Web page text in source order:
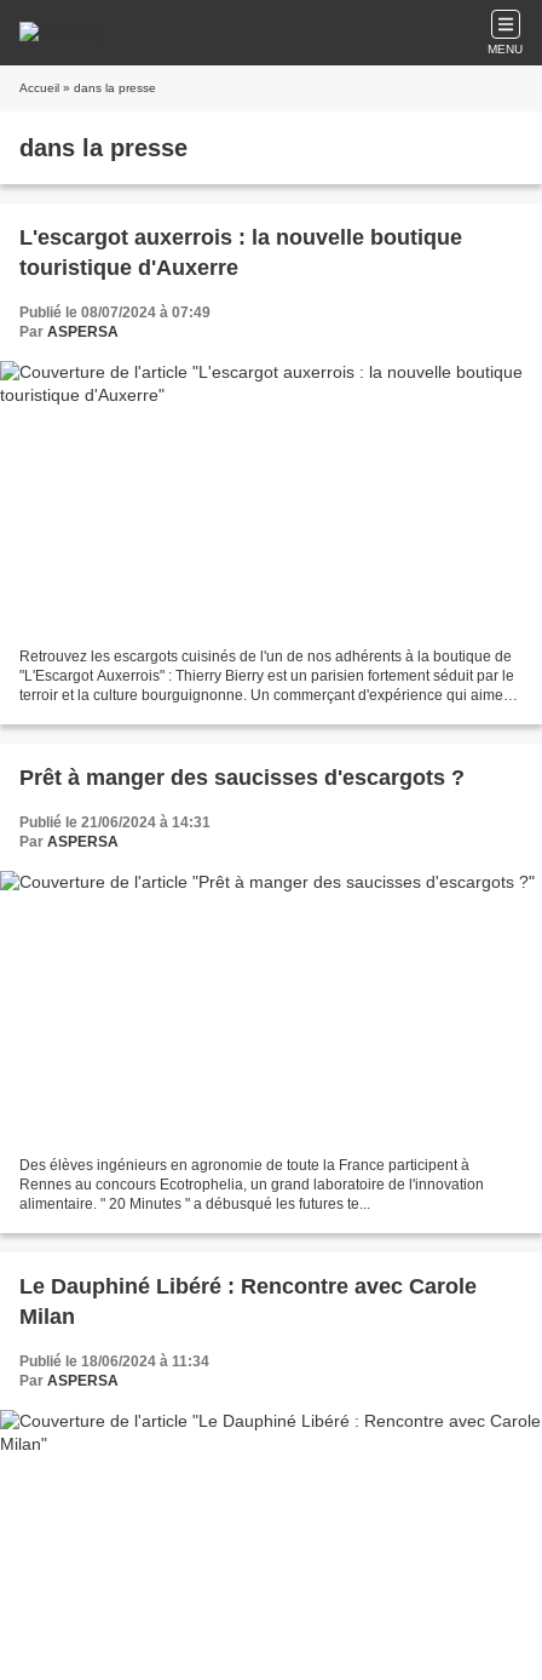
MENU
Accueil » dans la presse
dans la presse
L'escargot auxerrois : la nouvelle boutique
touristique d'Auxerre
Publié le 08/07/2024 à 07:49
Par ASPERSA
Retrouvez les escargots cuisinés de l'un de nos adhérents à la boutique de
"L'Escargot Auxerrois" : Thierry Bierry est un parisien fortement séduit par le
terroir et la culture bourguignonne. Un commerçant d'expérience qui aime
Prêt à manger des saucisses d'escargots ?
Publié le 21/06/2024 à 14:31
Par ASPERSA
Des élèves ingénieurs en agronomie de toute la France participent à
Rennes au concours Ecotrophelia, un grand laboratoire de l'innovation
alimentaire. " 20 Minutes " a débusqué les futures te...
Le Dauphiné Libéré : Rencontre avec Carole
Milan
Publié le 18/06/2024 à 11:34
Par ASPERSA